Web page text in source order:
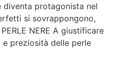
diventa protagonista nel
si sovrappongono,
NERE A giustificare
e preziosità delle perle